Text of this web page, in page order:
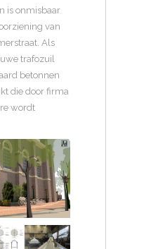
is onmisbaar
van
Als
trafozuil
betonnen
die door firma
wordt